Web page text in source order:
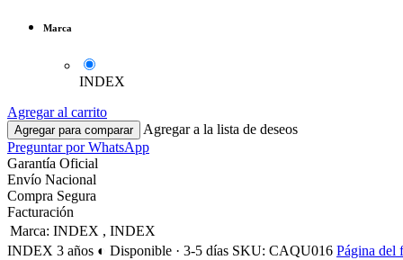
Marca
INDEX
Agregar al carrito
Agregar para comparar
Agregar a la lista de deseos
Preguntar por WhatsApp
Garantía Oficial
Envío Nacional
Compra Segura
Facturación
Marca: INDEX , INDEX
INDEX 3 años ◐ Disponible · 3-5 días SKU: CAQU016 Página del